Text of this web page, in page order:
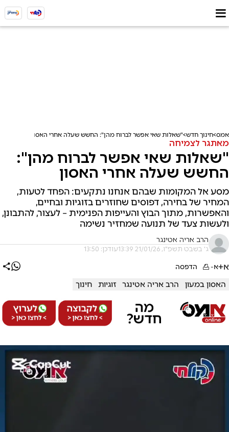
אמס חינוך חדש "שאלות שאי אפשר לברוח מהן": החשש שעלה אחרי האסון
מאתגר לצמיחה
"שאלות שאי אפשר לברוח מהן":
החשש שעלה אחרי האסון
מסע אל המקומות שבהם אנחנו נתקעים: הפחד לטעות,
המחיר של בחירה, דפוסים שחוזרים בזוגיות ובחיים,
והאפשרות, מתוך הבוץ והעייפות הפנימית – לעצור, להתבונן,
ולעשות צעד של תנועה שמחזיר נשימה
הרב אריה אטינגר
ג' בשבט תשפ"ו, 21/01/26 13:39 עודכן: 13:50
א+א- הדפסה
האסון במעון הרב אריה אטינגר זוגיות חינוך